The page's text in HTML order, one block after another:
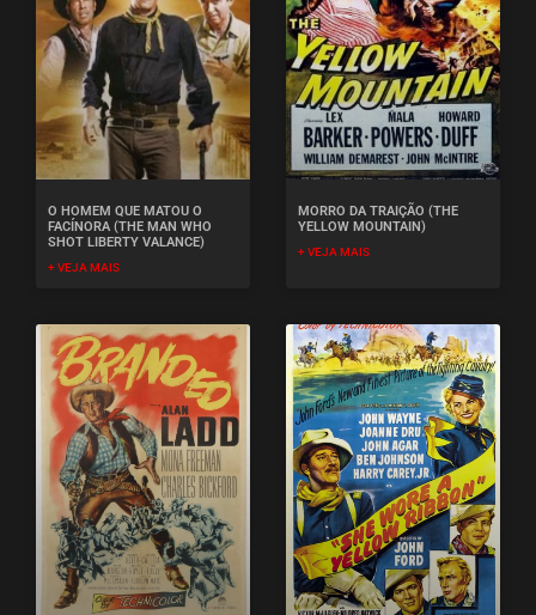
O HOMEM QUE MATOU O
FACÍNORA (THE MAN WHO
SHOT LIBERTY VALANCE)
+ VEJA MAIS
MORRO DA TRAIÇÃO (THE
YELLOW MOUNTAIN)
+ VEJA MAIS